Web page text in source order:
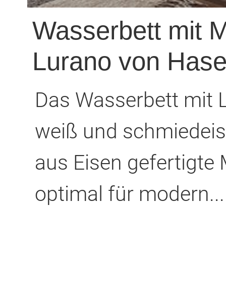
Wasserbett mit
Lurano von
Das Wasserbett mit
weiß und
aus Eisen gefertigte
optimal für modern...